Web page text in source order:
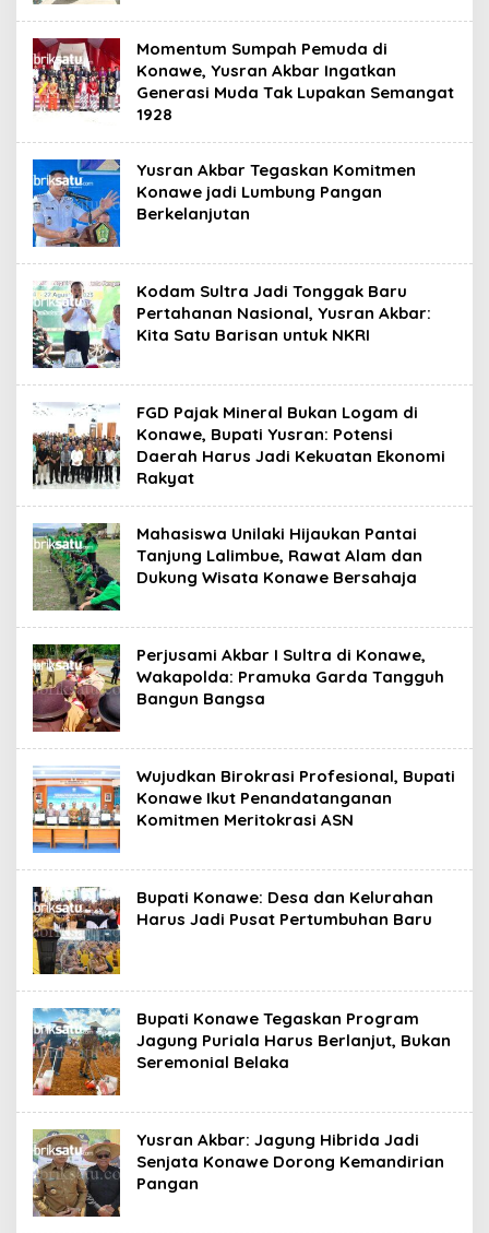
Momentum Sumpah Pemuda di
Konawe, Yusran Akbar Ingatkan
Generasi Muda Tak Lupakan Semangat
1928
Yusran Akbar Tegaskan Komitmen
Konawe jadi Lumbung Pangan
Berkelanjutan
Kodam Sultra Jadi Tonggak Baru
Pertahanan Nasional, Yusran Akbar:
Kita Satu Barisan untuk NKRI
FGD Pajak Mineral Bukan Logam di
Konawe, Bupati Yusran: Potensi
Daerah Harus Jadi Kekuatan Ekonomi
Rakyat
Mahasiswa Unilaki Hijaukan Pantai
Tanjung Lalimbue, Rawat Alam dan
Dukung Wisata Konawe Bersahaja
Perjusami Akbar I Sultra di Konawe,
Wakapolda: Pramuka Garda Tangguh
Bangun Bangsa
Wujudkan Birokrasi Profesional, Bupati
Konawe Ikut Penandatanganan
Komitmen Meritokrasi ASN
Bupati Konawe: Desa dan Kelurahan
Harus Jadi Pusat Pertumbuhan Baru
Bupati Konawe Tegaskan Program
Jagung Puriala Harus Berlanjut, Bukan
Seremonial Belaka
Yusran Akbar: Jagung Hibrida Jadi
Senjata Konawe Dorong Kemandirian
Pangan